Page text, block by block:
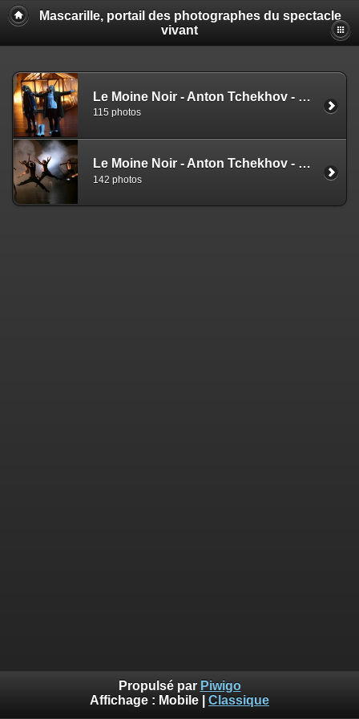
Mascarille, portail des photographes du spectacle
vivant
Le Moine Noir - Anton Tchekhov - Kirill Serebrennikov (NS)
115 photos
Le Moine Noir - Anton Tchekhov - Kirill Serebrennikov (EZ)
142 photos
Propulsé par Piwigo
Affichage : Mobile Classique